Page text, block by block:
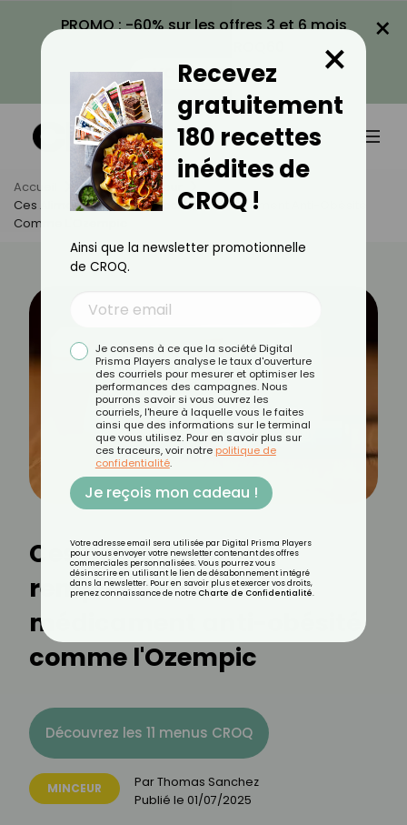
PROMO : -60% sur les offres 3 et 6 mois
VOIR LA PROMO
×
Accueil Actus
Minceur
Ces Aliments Qui Remplacent Les Médicament Anti-Obésité
Comme L'Ozempic
Ces aliments qui
remplacent les
médicament anti-obésité
comme l'Ozempic
Découvrez les 11 menus CROQ
MINCEUR ParThomas Sanchez
Publié le 01/07/2025
Recevez
gratuitement
180 recettes
inédites de
CROQ !
×
Ainsi que la newsletter promotionnelle
de CROQ.
Je consens à ce que la société Digital
Prisma Players analyse le taux d'ouverture
des courriels pour mesurer et optimiser les
performances des campagnes. Nous
pourrons savoir si vous ouvrez les
courriels, l'heure à laquelle vous le faites
ainsi que des informations sur le terminal
que vous utilisez. Pour en savoir plus sur
ces traceurs, voir notre politique de
confidentialité.
Je reçois mon cadeau !
Votre adresse email sera utilisée par Digital Prisma Players
pour vous envoyer votre newsletter contenant des offres
commerciales personnalisées. Vous pourrez vous
désinscrire en utilisant le lien de désabonnement intégré
dans la newsletter. Pour en savoir plus et exercer vos droits,
prenez connaissance de notre Charte de Confidentialité.